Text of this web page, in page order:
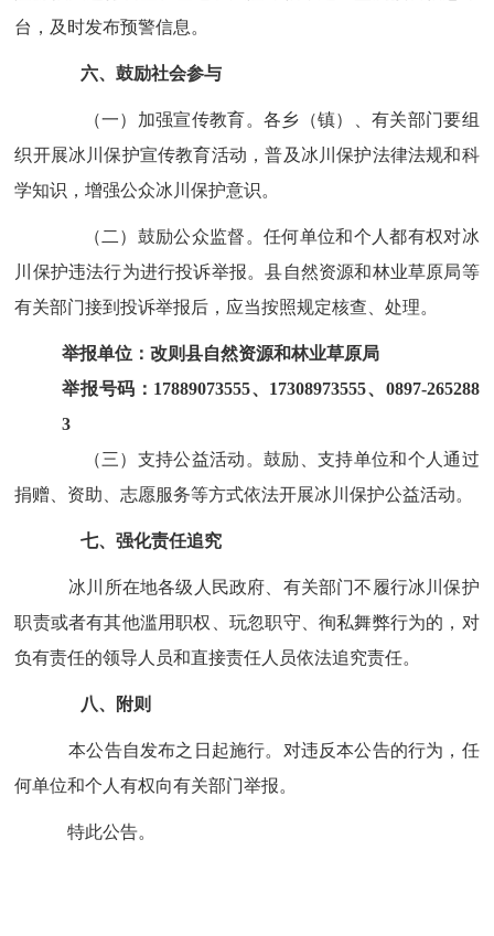
台，及时发布预警信息。
六、鼓励社会参与
（一）加强宣传教育。 各乡（镇）、有关部门要组
织开展冰川保护宣传教育活动，普及冰川保护法律法规和科
学知识，增强公众冰川保护意识。
（二）鼓励公众监督。 任何单位和个人都有权对冰
川保护违法行为进行投诉举报。县自然资源和林业草原局等
有关部门接到投诉举报后，应当按照规定核查、处理。
举报单位 ：改则县自然资源和林业草原局
举报号码： 17889073555、 17308973555、 0897-265288
3
（三）支持公益活动。 鼓励、支持单位和个人通过
捐赠、资助、志愿服务等方式依法开展冰川保护公益活动。
七、强化责任追究
冰川所在地各级人民政府、有关部门不履行冰川保护
职责或者有其他滥用职权、玩忽职守、徇私舞弊行为的，对
负有责任的领导人员和直接责任人员依法追究责任。
八、附则
本公告自发布之日起施行。对违反本公告的行为，任
何单位和个人有权向有关部门举报。
特此公告。